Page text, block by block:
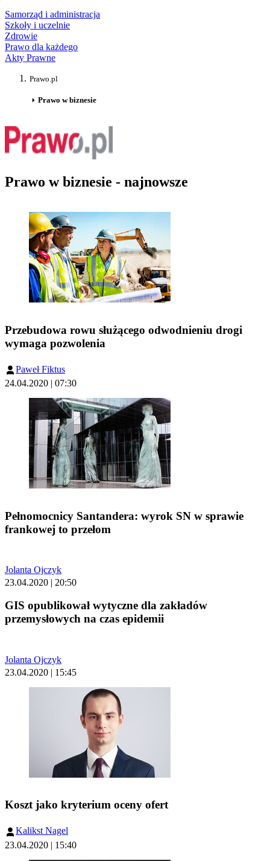
Samorząd i administracja
Szkoły i uczelnie
Zdrowie
Prawo dla każdego
Akty Prawne
Prawo.pl
Prawo w biznesie
Prawo w biznesie - najnowsze
Przebudowa rowu służącego odwodnieniu drogi
wymaga pozwolenia
Paweł Fiktus
24.04.2020 | 07:30
Pełnomocnicy Santandera: wyrok SN w sprawie
frankowej to przełom
Jolanta Ojczyk
23.04.2020 | 20:50
GIS opublikował wytyczne dla zakładów
przemysłowych na czas epidemii
Jolanta Ojczyk
23.04.2020 | 15:45
Koszt jako kryterium oceny ofert
Kalikst Nagel
23.04.2020 | 15:40